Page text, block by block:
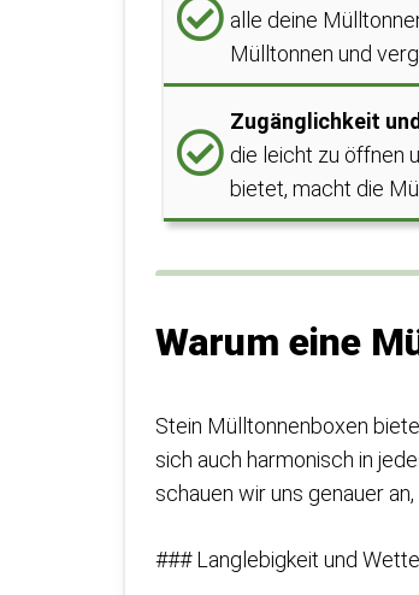
alle deine
Mülltonnen und
Zugänglichkeit
die leicht zu öffnen
bietet, macht die
Warum eine
Stein Mülltonnenboxen
sich auch harmonisch in
schauen wir uns genauer
### Langlebigkeit und